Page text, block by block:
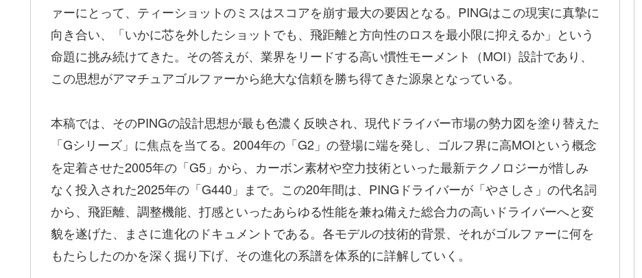
ァーにとって、ティーショットのミスはスコアを崩す最大の要因となる。PINGはこの現実に真摯に
向き合い、「いかに芯を外したショットでも、飛距離と方向性のロスを最小限に抑えるか」という
命題に挑み続けてきた。その答えが、業界をリードする高い慣性モーメント（MOI）設計であり、
この思想がアマチュアゴルファーから絶大な信頼を勝ち得てきた源泉となっている。
本稿では、そのPINGの設計思想が最も色濃く反映され、現代ドライバー市場の勢力図を塗り替えた
「Gシリーズ」に焦点を当てる。2004年の「G2」の登場に端を発し、ゴルフ界に高MOIという概念
を定着させた2005年の「G5」から、カーボン素材や空力技術といった最新テクノロジーが惜しみ
なく投入された2025年の「G440」まで。この20年間は、PINGドライバーが「やさしさ」の代名詞
から、飛距離、調整機能、打感といったあらゆる性能を兼ね備えた総合力の高いドライバーへと変
貌を遂げた、まさに進化のドキュメントである。各モデルの技術的背景、それがゴルファーに何を
もたらしたのかを深く掘り下げ、その進化の系譜を体系的に詳解していく。